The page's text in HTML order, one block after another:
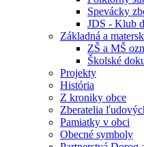
Spevácky
JDS - Klub
Základná a
ZŠ a MŠ
Školské
Projekty
História
Z kroniky obce
Zberatelia
Pamiatky v obci
Obecné symboly